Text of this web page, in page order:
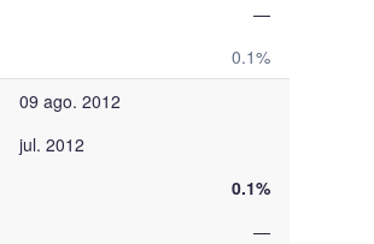
—
0.1%
09 ago. 2012
jul. 2012
0.1%
—